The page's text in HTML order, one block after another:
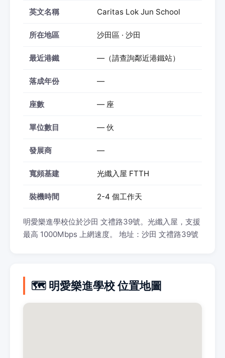
英文名稱 Caritas Lok Jun School
所在地區 沙田區 · 沙田
最近港鐵 —（請查詢鄰近港鐵站）
落成年份 —
座數 — 座
單位數目 — 伙
發展商 —
寬頻基建 光纖入屋 FTTH
裝機時間 2-4 個工作天
明愛樂進學校位於沙田 文禮路39號。光纖入屋，支援
最高 1000Mbps 上網速度。 地址：沙田 文禮路39號
🗺️ 明愛樂進學校 位置地圖